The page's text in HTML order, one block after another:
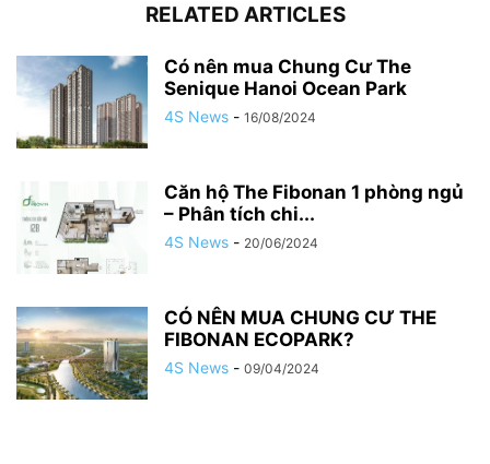
RELATED ARTICLES
Có nên mua Chung Cư The
Senique Hanoi Ocean Park
4S News - 16/08/2024
Căn hộ The Fibonan 1 phòng ngủ
– Phân tích chi...
4S News - 20/06/2024
CÓ NÊN MUA CHUNG CƯ THE
FIBONAN ECOPARK?
4S News - 09/04/2024